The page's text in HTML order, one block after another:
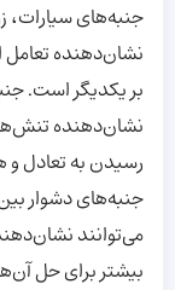
جنبه‌های سیارات،
نشان‌دهنده تعامل
بر یکدیگر است.
نشان‌دهنده
رسیدن به تعادل و
جنبه‌های دشوار
می‌توانند
بیشتر برای حل